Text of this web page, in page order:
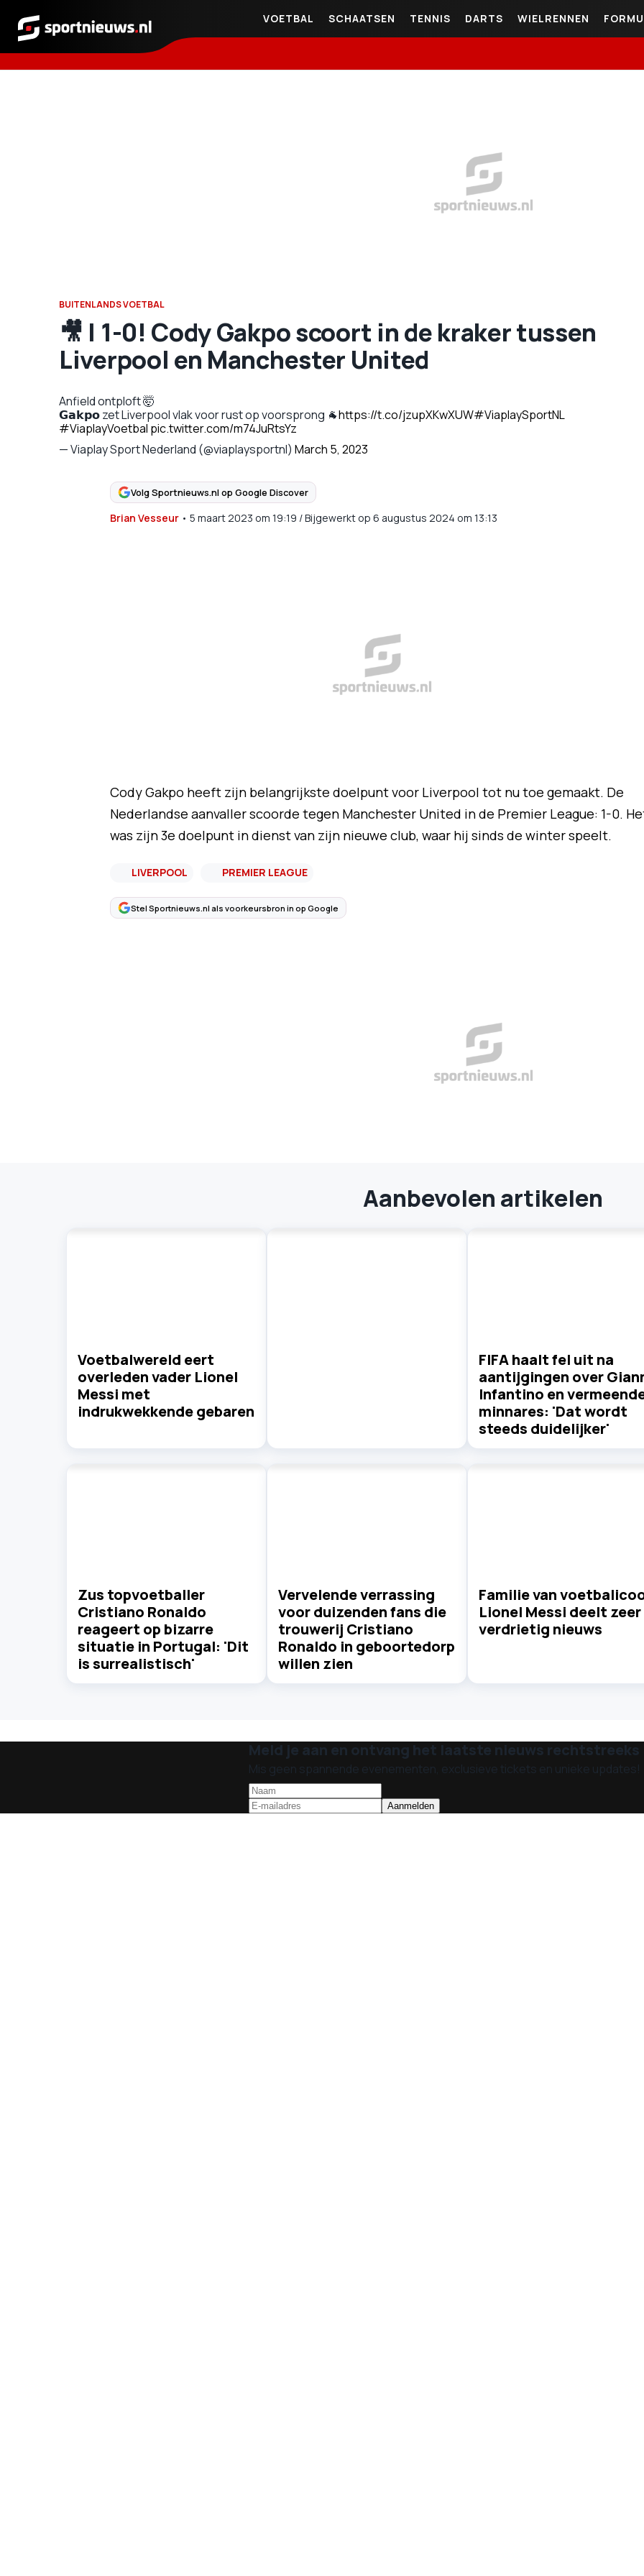
Sportnieuws.nl
VOETBAL SCHAATSEN TENNIS DARTS WIELRENNEN
BUITENLANDS VOETBAL
🎥 | 1-0! Cody Gakpo scoort in de kraker tussen
Liverpool en Manchester United
Anfield ontploft 🤯
𝗚𝗮𝗸𝗽𝗼 zet Liverpool vlak voor rust op voorsprong 🐐https://t.co/jzupXKwXUW#ViaplaySportNL
#ViaplayVoetbal pic.twitter.com/m74JuRtsYz
— Viaplay Sport Nederland (@viaplaysportnl) March 5, 2023
Volg Sportnieuws.nl op Google Discover
Brian Vesseur• 5 maart 2023 om 19:19 /Bijgewerkt op 6 augustus 2024 om 13:13
Cody Gakpo heeft zijn belangrijkste doelpunt voor Liverpool tot nu toe gemaakt. De
Nederlandse aanvaller scoorde tegen Manchester United in de Premier League: 1-0.
was zijn 3e doelpunt in dienst van zijn nieuwe club, waar hij sinds de winter speelt.
LIVERPOOL PREMIER LEAGUE
Stel Sportnieuws.nl als voorkeursbron in op Google
Aanbevolen artikelen
Voetbalwereld eert
overleden vader Lionel
Messi met
indrukwekkende gebaren
FIFA haalt fel uit na
aantijgingen over
Infantino en
minnares: 'Dat wordt
steeds duidelijker'
Zus topvoetballer
Cristiano Ronaldo
reageert op bizarre
situatie in Portugal: 'Dit
is surrealistisch'
Vervelende verrassing
voor duizenden fans die
trouwerij Cristiano
Ronaldo in geboortedorp
willen zien
Familie van
Lionel Messi deelt zeer
verdrietig nieuws
Meld je aan en ontvang het laatste nieuws rechtstreeks
Mis geen spannende evenementen, exclusieve tickets en unieke updates!